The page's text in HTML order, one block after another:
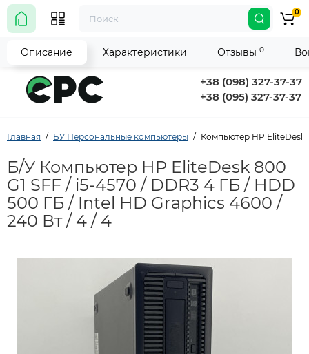
+38 (098) 327-37-37
+38 (095) 327-37-37
0
Главная БУ Персональные компьютеры Компьютер HP EliteDesk
Б/У Компьютер HP EliteDesk 800
G1 SFF / i5-4570 / DDR3 4 ГБ / HDD
500 ГБ / Intel HD Graphics 4600 /
240 Вт / 4 / 4
Описание Характеристики Отзывы 0